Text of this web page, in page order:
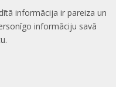
informācija ir pareiza un
informāciju savā